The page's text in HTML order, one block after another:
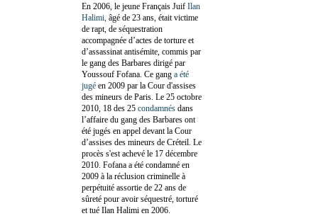
En 2006, le jeune Français Juif Ilan
Halimi, âgé de 23 ans, était victime
de rapt, de séquestration
accompagnée d’actes de torture et
d’assassinat antisémite, commis par
le gang des Barbares dirigé par
Youssouf Fofana. Ce gang a été
jugé en 2009 par la Cour d'assises
des mineurs de Paris. Le 25 octobre
2010, 18 des 25 condamnés dans
l’affaire du gang des Barbares ont
été jugés en appel devant la Cour
d’assises des mineurs de Créteil. Le
procès s'est achevé le 17 décembre
2010. Fofana a été condamné en
2009 à la réclusion criminelle à
perpétuité assortie de 22 ans de
sûreté pour avoir séquestré, torturé
et tué Ilan Halimi en 2006.